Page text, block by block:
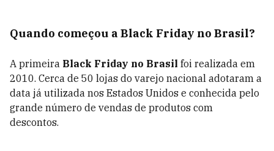
Quando começou a Black Friday no Brasil?
A primeira Black Friday no Brasil foi realizada em
2010. Cerca de 50 lojas do varejo nacional adotaram a
data já utilizada nos Estados Unidos e conhecida pelo
grande número de vendas de produtos com
descontos.